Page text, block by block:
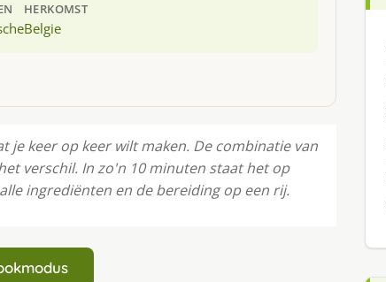
HERKOMST
Belgie
je keer op keer wilt maken. De combinatie van
verschil. In zo'n 10 minuten staat het op
ingrediënten en de bereiding op een rij.